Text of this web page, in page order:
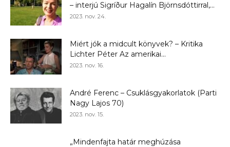
– interjú Sigríður Hagalín Björnsdóttirral,...
2023. nov. 24.
Miért jók a midcult könyvek? – Kritika
Lichter Péter Az amerikai...
2023. nov. 16.
André Ferenc – Csuklásgyakorlatok (Parti
Nagy Lajos 70)
2023. nov. 15.
„Mindenfajta határ meghúzása